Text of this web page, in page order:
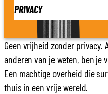
PRIVACY
Geen vrijheid zonder privacy.
anderen van je weten, ben je
Een machtige overheid die
thuis in een vrije wereld.